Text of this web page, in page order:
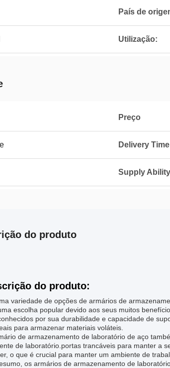
País de
Utilização:
Preço
Delivery Time
Supply Ability
do produto
do produto:
variedade de opções de armários de
escolha popular devido aos seus muitos
por sua durabilidade e capacidade de
para armazenar materiais voláteis.
de armazenamento de laboratório de aço
de laboratório.portas trancáveis para manter a
o que é crucial para manter um ambiente de
os armários de armazenamento de